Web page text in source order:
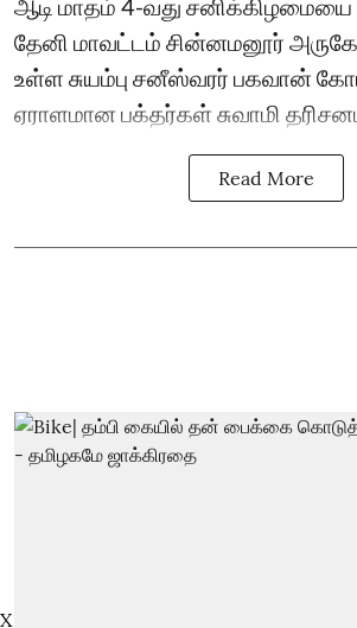
ஆடி மாதம் 4-வது சனிக்கிழமையை
தேனி மாவட்டம் சின்னமனூர் அருகே
உள்ள சுயம்பு சனீஸ்வரர் பகவான்
ஏராளமான பக்தர்கள் சுவாமி
Read More
X